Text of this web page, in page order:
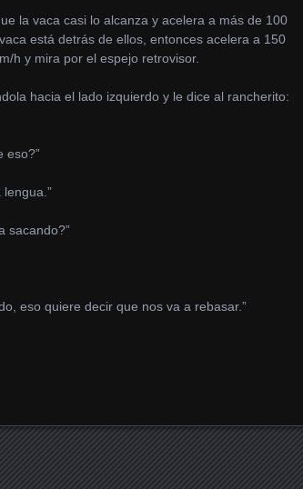
la vaca casi lo alcanza y acelera a más de 100
está detrás de ellos, entonces acelera a 150
h y mira por el espejo retrovisor.
hacia el lado izquierdo y le dice al rancherito:
eso?”
sacando?”
eso quiere decir que nos va a rebasar.”